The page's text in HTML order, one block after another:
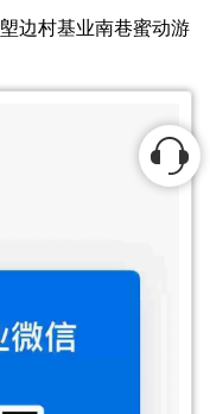
边村基业南巷蜜动游